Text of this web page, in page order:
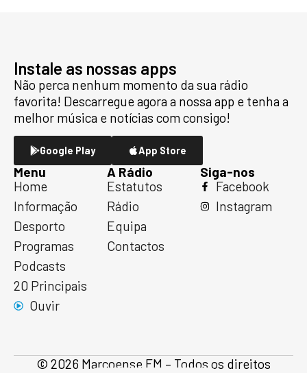
Instale as nossas apps
Não perca nenhum momento da sua rádio
favorita! Descarregue agora a nossa app e tenha a
melhor música e notícias com consigo!
Google Play App Store
Menu
Home
Informação
Desporto
Programas
Podcasts
20 Principais
Ouvir
A Rádio
Estatutos
Rádio
Equipa
Contactos
Siga-nos
Facebook
Instagram
© 2026 Marcoense FM – Todos os direitos